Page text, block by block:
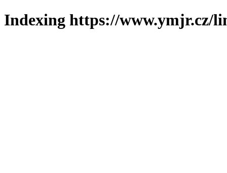
Indexing https://www.ymjr.cz/